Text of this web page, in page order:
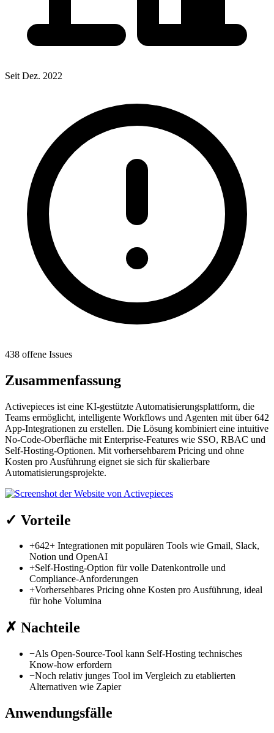
Seit Dez. 2022
438 offene Issues
Zusammenfassung
Activepieces ist eine KI-gestützte Automatisierungsplattform, die
Teams ermöglicht, intelligente Workflows und Agenten mit über 642
App-Integrationen zu erstellen. Die Lösung kombiniert eine intuitive
No-Code-Oberfläche mit Enterprise-Features wie SSO, RBAC und
Self-Hosting-Optionen. Mit vorhersehbarem Pricing und ohne
Kosten pro Ausführung eignet sie sich für skalierbare
Automatisierungsprojekte.
✓ Vorteile
+642+ Integrationen mit populären Tools wie Gmail, Slack,
Notion und OpenAI
+Self-Hosting-Option für volle Datenkontrolle und
Compliance-Anforderungen
+Vorhersehbares Pricing ohne Kosten pro Ausführung, ideal
für hohe Volumina
✗ Nachteile
−Als Open-Source-Tool kann Self-Hosting technisches
Know-how erfordern
−Noch relativ junges Tool im Vergleich zu etablierten
Alternativen wie Zapier
Anwendungsfälle